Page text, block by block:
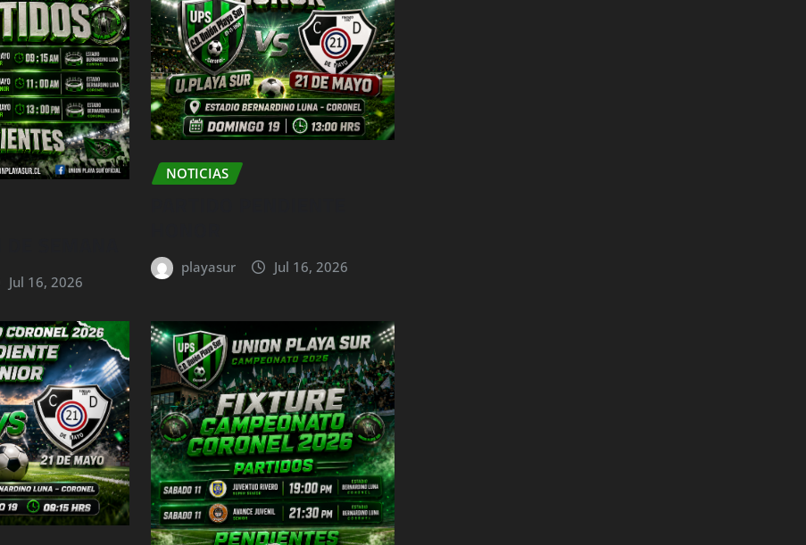
Jul 16, 2026
NOTICIAS
playasur Jul 16, 2026